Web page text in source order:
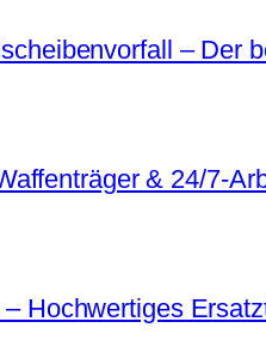
– Der
& 24/7-
Hochwertiges